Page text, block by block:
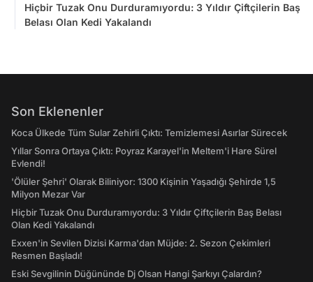
Hiçbir Tuzak Onu Durduramıyordu: 3 Yıldır Çiftçilerin Baş
Belası Olan Kedi Yakalandı
Son Eklenenler
Koca Ülkede Tüm Sular Zehirli Çıktı: Temizlemesi Asırlar Sürecek
Yıllar Sonra Ortaya Çıktı: Poyraz Karayel'in Meltem'i Hare Sürel
Evlendi!
'Ölüler Şehri' Olarak Biliniyor: 1300 Kişinin Yaşadığı Şehirde 1,5
Milyon Mezar Var
Hiçbir Tuzak Onu Durduramıyordu: 3 Yıldır Çiftçilerin Baş Belası
Olan Kedi Yakalandı
Exxen'in Sevilen Dizisi Karma'dan Müjde: 2. Sezon Çekimleri
Resmen Başladı!
Eski Sevgilinin Düğününde Dj Olsan Hangi Şarkıyı Çalardın?